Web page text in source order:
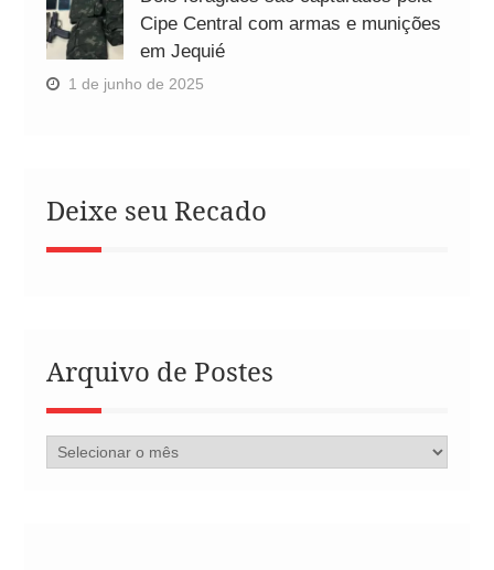
Cipe Central com armas e munições
em Jequié
1 de junho de 2025
Deixe seu Recado
Arquivo de Postes
Arquivo
de